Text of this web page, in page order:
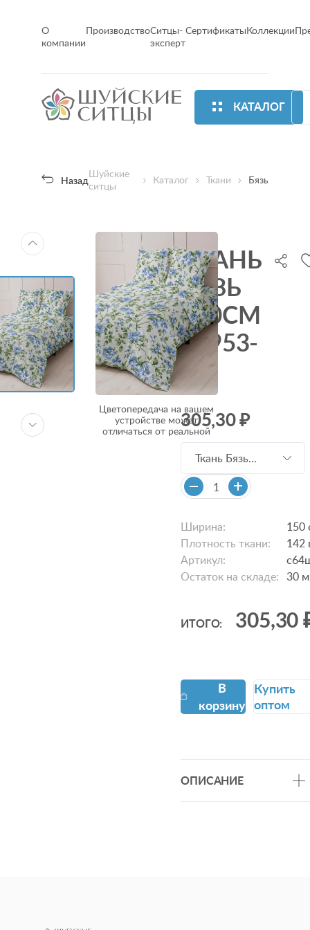
О
компании
ПроизводствоСитцы-
эксперт
СертификатыКоллекции
КАТАЛОГ
НазадШуйские
ситцы
Каталог Ткани Бязь
Цветопередача на вашем
устройстве может
отличаться от реальной
ТКАНЬ
БЯЗЬ
150СМ
21953-
1
305,30 ₽
Ткань Бязь
с64шв/с64шв
Ширина:
150
Плотность ткани:
142
Артикул:
Остаток на складе: 30 м
ИТОГО: 305,30
В
корзину
Купить
оптом
ОПИСАНИЕ